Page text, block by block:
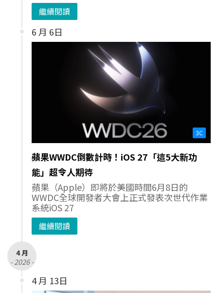
繼續閱讀
6 月 6日
3C
蘋果WWDC倒數計時！iOS 27「這5大新功
能」超令人期待
蘋果（Apple）即將於美國時間6月8日的
WWDC全球開發者大會上正式發表次世代作業
系統iOS 27
繼續閱讀
4 月
- 2026 -
4 月 13日